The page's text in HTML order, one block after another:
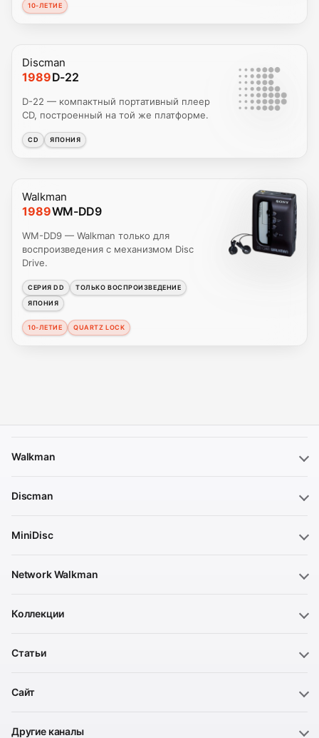
10-ЛЕТИЕ
Discman
1989D-22
D-22 — компактный портативный плеер
CD, построенный на той же платформе.
CD ЯПОНИЯ
Walkman
1989WM-DD9
WM-DD9 — Walkman только для
воспроизведения с механизмом Disc
Drive.
СЕРИЯ DD
ТОЛЬКО ВОСПРОИЗВЕДЕНИЕ
ЯПОНИЯ
10-ЛЕТИЕ QUARTZ LOCK
Walkman
Discman
MiniDisc
Network Walkman
Коллекции
Статьи
Сайт
Другие каналы